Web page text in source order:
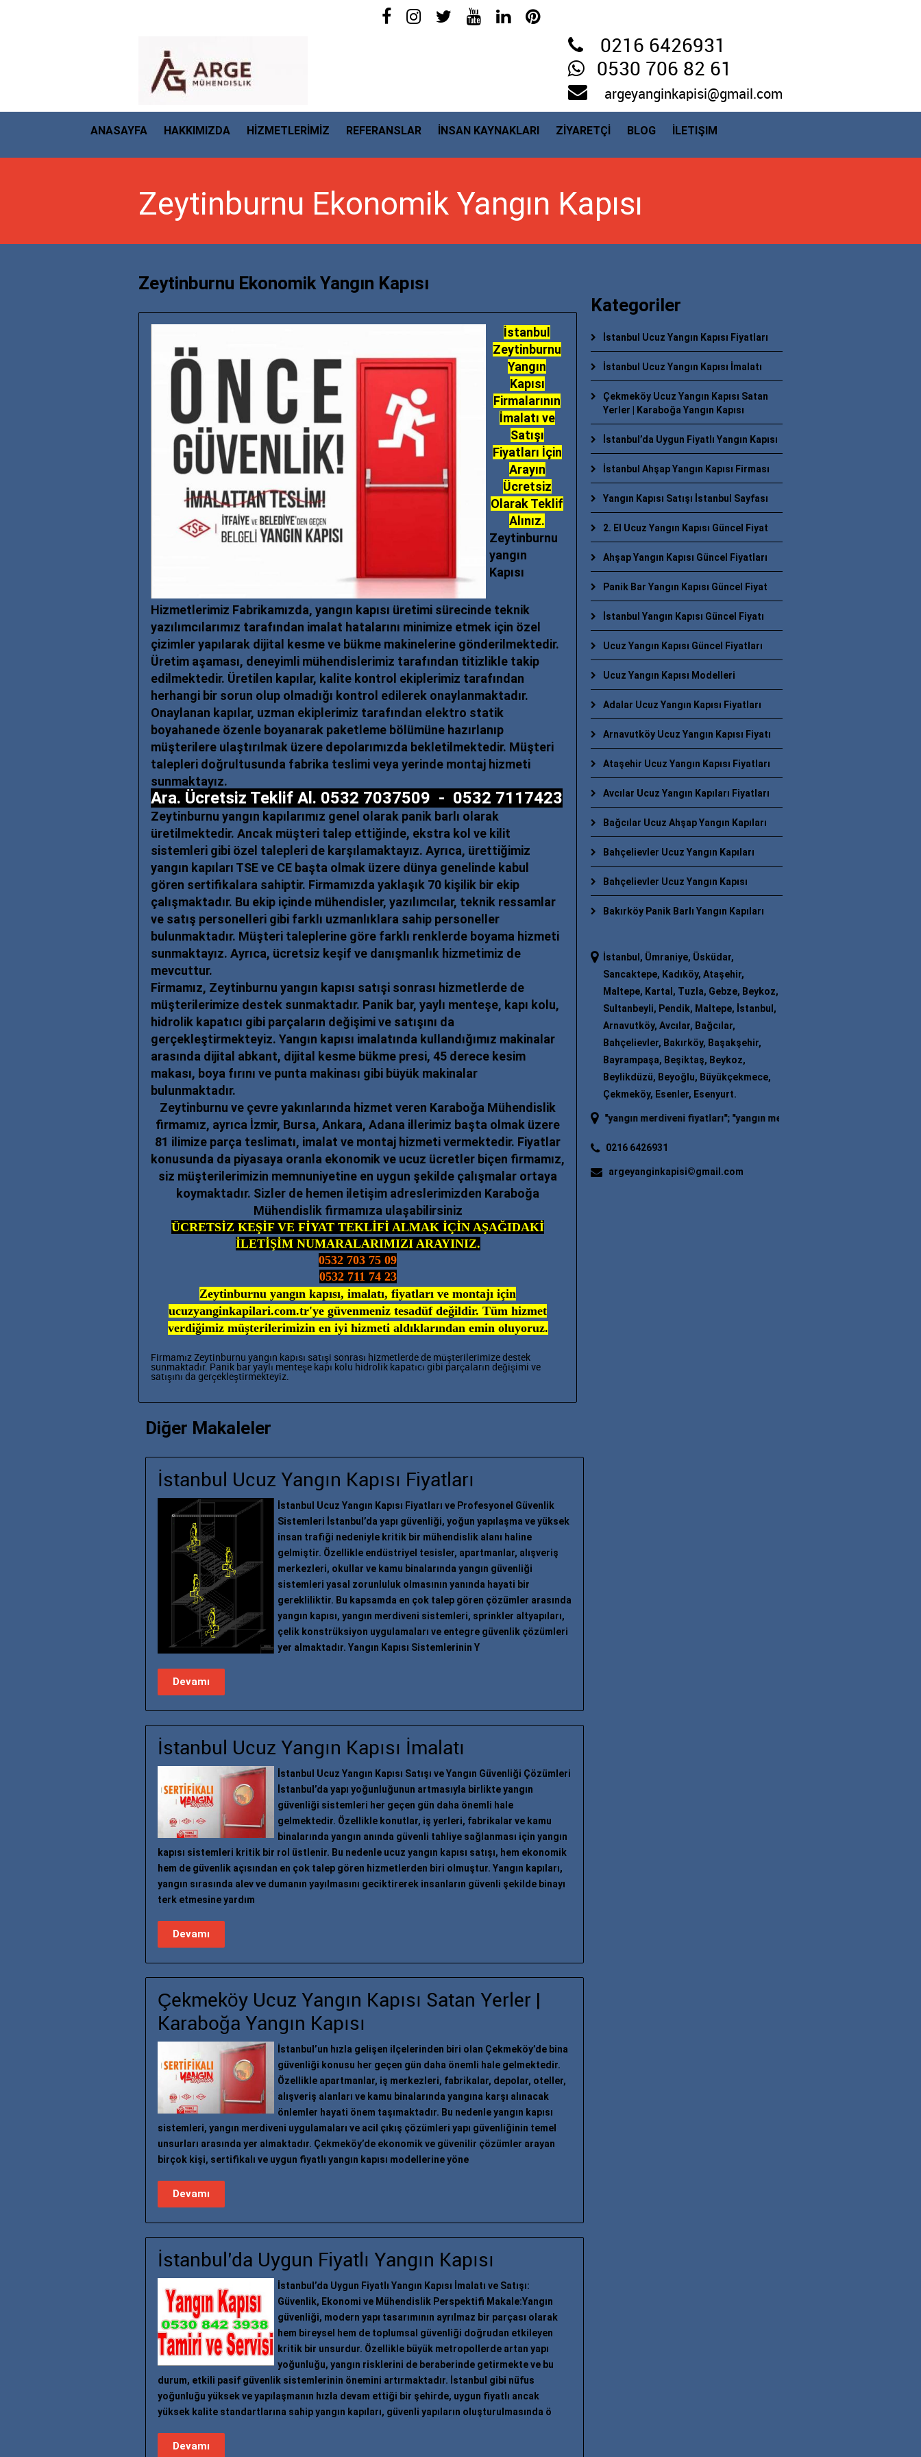
0216 6426931
0530 706 82 61
argeyanginkapisi@gmail.com
ANASAYFA HAKKIMIZDA HİZMETLERİMİZ REFERANSLAR İNSAN KAYNAKLARI ZİYARETÇİ BLOG İLETIŞIM
Zeytinburnu Ekonomik Yangın Kapısı
Zeytinburnu Ekonomik Yangın Kapısı
İstanbul
Zeytinburnu
Yangın
Kapısı
Firmalarının
İmalatı ve
Satışı
Fiyatları İçin
Arayın
Ücretsiz
Olarak Teklif
Alınız.
Zeytinburnu
yangın
Kapısı
Hizmetlerimiz Fabrikamızda, yangın kapısı üretimi sürecinde teknik
yazılımcılarımız tarafından imalat hatalarını minimize etmek için özel
çizimler yapılarak dijital kesme ve bükme makinelerine gönderilmektedir.
Üretim aşaması, deneyimli mühendislerimiz tarafından titizlikle takip
edilmektedir. Üretilen kapılar, kalite kontrol ekiplerimiz tarafından
herhangi bir sorun olup olmadığı kontrol edilerek onaylanmaktadır.
Onaylanan kapılar, uzman ekiplerimiz tarafından elektro statik
boyahanede özenle boyanarak paketleme bölümüne hazırlanıp
müşterilere ulaştırılmak üzere depolarımızda bekletilmektedir. Müşteri
talepleri doğrultusunda fabrika teslimi veya yerinde montaj hizmeti
sunmaktayız.
Ara. Ücretsiz Teklif Al. 0532 7037509 - 0532 7117423
Zeytinburnu yangın kapılarımız genel olarak panik barlı olarak
üretilmektedir. Ancak müşteri talep ettiğinde, ekstra kol ve kilit
sistemleri gibi özel talepleri de karşılamaktayız. Ayrıca, ürettiğimiz
yangın kapıları TSE ve CE başta olmak üzere dünya genelinde kabul
gören sertifikalara sahiptir. Firmamızda yaklaşık 70 kişilik bir ekip
çalışmaktadır. Bu ekip içinde mühendisler, yazılımcılar, teknik ressamlar
ve satış personelleri gibi farklı uzmanlıklara sahip personeller
bulunmaktadır. Müşteri taleplerine göre farklı renklerde boyama hizmeti
sunmaktayız. Ayrıca, ücretsiz keşif ve danışmanlık hizmetimiz de
mevcuttur.
Firmamız, Zeytinburnu yangın kapısı satışi sonrası hizmetlerde de
müşterilerimize destek sunmaktadır. Panik bar, yaylı menteşe, kapı kolu,
hidrolik kapatıcı gibi parçaların değişimi ve satışını da
gerçekleştirmekteyiz. Yangın kapısı imalatında kullandığımız makinalar
arasında dijital abkant, dijital kesme bükme presi, 45 derece kesim
makası, boya fırını ve punta makinası gibi büyük makinalar
bulunmaktadır.
Zeytinburnu ve çevre yakınlarında hizmet veren Karaboğa Mühendislik
firmamız, ayrıca İzmir, Bursa, Ankara, Adana illerimiz başta olmak üzere
81 ilimize parça teslimatı, imalat ve montaj hizmeti vermektedir. Fiyatlar
konusunda da piyasaya oranla ekonomik ve ucuz ücretler biçen firmamız,
siz müşterilerimizin memnuniyetine en uygun şekilde çalışmalar ortaya
koymaktadır. Sizler de hemen iletişim adreslerimizden Karaboğa
Mühendislik firmamıza ulaşabilirsiniz
ÜCRETSİZ KEŞİF VE FİYAT TEKLİFİ ALMAK İÇİN AŞAĞIDAKİ
İLETİŞİM NUMARALARIMIZI ARAYINIZ.
0532 703 75 09
0532 711 74 23
Zeytinburnu yangın kapısı, imalatı, fiyatları ve montajı için
ucuzyanginkapilari.com.tr'ye güvenmeniz tesadüf değildir. Tüm hizmet
verdiğimiz müşterilerimizin en iyi hizmeti aldıklarından emin oluyoruz.
Firmamız Zeytinburnu yangın kapısı satışi sonrası hizmetlerde de müşterilerimize destek
sunmaktadır. Panik bar yaylı menteşe kapı kolu hidrolik kapatıcı gibi parçaların değişimi ve
satışını da gerçekleştirmekteyiz.
Diğer Makaleler
İstanbul Ucuz Yangın Kapısı Fiyatları
İstanbul Ucuz Yangın Kapısı Fiyatları ve Profesyonel Güvenlik
Sistemleri İstanbul’da yapı güvenliği, yoğun yapılaşma ve yüksek
insan trafiği nedeniyle kritik bir mühendislik alanı haline
gelmiştir. Özellikle endüstriyel tesisler, apartmanlar, alışveriş
merkezleri, okullar ve kamu binalarında yangın güvenliği
sistemleri yasal zorunluluk olmasının yanında hayati bir
gerekliliktir. Bu kapsamda en çok talep gören çözümler arasında
yangın kapısı, yangın merdiveni sistemleri, sprinkler altyapıları,
çelik konstrüksiyon uygulamaları ve entegre güvenlik çözümleri
yer almaktadır. Yangın Kapısı Sistemlerinin Y
Devamı
İstanbul Ucuz Yangın Kapısı İmalatı
İstanbul Ucuz Yangın Kapısı Satışı ve Yangın Güvenliği Çözümleri
İstanbul’da yapı yoğunluğunun artmasıyla birlikte yangın
güvenliği sistemleri her geçen gün daha önemli hale
gelmektedir. Özellikle konutlar, iş yerleri, fabrikalar ve kamu
binalarında yangın anında güvenli tahliye sağlanması için yangın
kapısı sistemleri kritik bir rol üstlenir. Bu nedenle ucuz yangın kapısı satışı, hem ekonomik
hem de güvenlik açısından en çok talep gören hizmetlerden biri olmuştur. Yangın kapıları,
yangın sırasında alev ve dumanın yayılmasını geciktirerek insanların güvenli şekilde binayı
terk etmesine yardım
Devamı
Çekmeköy Ucuz Yangın Kapısı Satan Yerler |
Karaboğa Yangın Kapısı
İstanbul’un hızla gelişen ilçelerinden biri olan Çekmeköy’de bina
güvenliği konusu her geçen gün daha önemli hale gelmektedir.
Özellikle apartmanlar, iş merkezleri, fabrikalar, depolar, oteller,
alışveriş alanları ve kamu binalarında yangına karşı alınacak
önlemler hayati önem taşımaktadır. Bu nedenle yangın kapısı
sistemleri, yangın merdiveni uygulamaları ve acil çıkış çözümleri yapı güvenliğinin temel
unsurları arasında yer almaktadır. Çekmeköy’de ekonomik ve güvenilir çözümler arayan
birçok kişi, sertifikalı ve uygun fiyatlı yangın kapısı modellerine yöne
Devamı
İstanbul’da Uygun Fiyatlı Yangın Kapısı
İstanbul’da Uygun Fiyatlı Yangın Kapısı İmalatı ve Satışı:
Güvenlik, Ekonomi ve Mühendislik Perspektifi Makale:Yangın
güvenliği, modern yapı tasarımının ayrılmaz bir parçası olarak
hem bireysel hem de toplumsal güvenliği doğrudan etkileyen
kritik bir unsurdur. Özellikle büyük metropollerde artan yapı
yoğunluğu, yangın risklerini de beraberinde getirmekte ve bu
durum, etkili pasif güvenlik sistemlerinin önemini artırmaktadır. İstanbul gibi nüfus
yoğunluğu yüksek ve yapılaşmanın hızla devam ettiği bir şehirde, uygun fiyatlı ancak
yüksek kalite standartlarına sahip yangın kapıları, güvenli yapıların oluşturulmasında ö
Devamı
Kategoriler
İstanbul Ucuz Yangın Kapısı Fiyatları
İstanbul Ucuz Yangın Kapısı İmalatı
Çekmeköy Ucuz Yangın Kapısı Satan
Yerler | Karaboğa Yangın Kapısı
İstanbul’da Uygun Fiyatlı Yangın Kapısı
İstanbul Ahşap Yangın Kapısı Firması
Yangın Kapısı Satışı İstanbul Sayfası
2. El Ucuz Yangın Kapısı Güncel Fiyat
Ahşap Yangın Kapısı Güncel Fiyatları
Panik Bar Yangın Kapısı Güncel Fiyat
İstanbul Yangın Kapısı Güncel Fiyatı
Ucuz Yangın Kapısı Güncel Fiyatları
Ucuz Yangın Kapısı Modelleri
Adalar Ucuz Yangın Kapısı Fiyatları
Arnavutköy Ucuz Yangın Kapısı Fiyatı
Ataşehir Ucuz Yangın Kapısı Fiyatları
Avcılar Ucuz Yangın Kapıları Fiyatları
Bağcılar Ucuz Ahşap Yangın Kapıları
Bahçelievler Ucuz Yangın Kapıları
Bahçelievler Ucuz Yangın Kapısı
Bakırköy Panik Barlı Yangın Kapıları
İstanbul, Ümraniye, Üsküdar,
Sancaktepe, Kadıköy, Ataşehir,
Maltepe, Kartal, Tuzla, Gebze, Beykoz,
Sultanbeyli, Pendik, Maltepe, İstanbul,
Arnavutköy, Avcılar, Bağcılar,
Bahçelievler, Bakırköy, Başakşehir,
Bayrampaşa, Beşiktaş, Beykoz,
Beylikdüzü, Beyoğlu, Büyükçekmece,
Çekmeköy, Esenler, Esenyurt.
"yangın merdiveni yangın merdiveni fiyatları"; "yangın merdiveni firmaları
0216 6426931
argeyanginkapisi©gmail.com